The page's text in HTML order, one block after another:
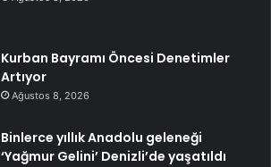
Kurban Bayramı Öncesi Denetimler
Artıyor
Ağustos 8, 2026
Binlerce yıllık Anadolu geleneği
‘Yağmur Gelini’ Denizli’de yaşatıldı